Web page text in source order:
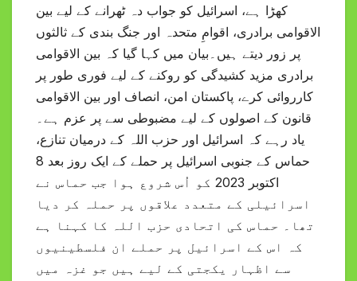
کھڑا ہے، اسرائیل کو جواب دہ ٹھرانے کے لیے بین
الاقوامی برادری، اقوامِ متحدہ اور جنگ بندی کے ثالثوں
پر زور دیتے ہیں۔بیان میں کہا گیا کہ بین الاقوامی
برادری مزید کشیدگی کو روکنے کے لیے فوری طور پر
کارروائی کرے، پاکستان امن، انصاف اور بین الاقوامی
قانون کے اصولوں کے لیے مضبوطی سے پر عزم ہے۔
یاد رہے کہ اسرائیل اور حزب اللہ کے درمیان تنازع،
حماس کے جنوبی اسرائیل پر حملے کے ایک روز بعد 8
اکتوبر 2023 کو اُس شروع ہوا جب حماس نے
اسرائیلی کے متعدد علاقوں پر حملہ کر دیا
تھا۔ حماس کی اتحادی حزب اللہ کا کہنا ہے
کہ اس کے اسرائیل پر حملے ان فلسطینیوں
سے اظہار یکجتی کے لیے ہیں جو غزہ میں